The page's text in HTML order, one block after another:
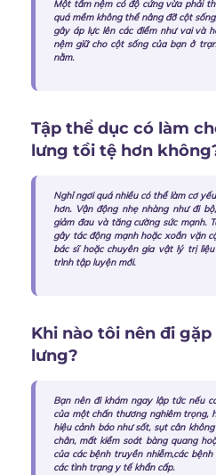
Một tấm nệm có độ cứng vừa phải
quá mềm không thể nâng đỡ cột
gây áp lực lên các điểm như vai và
nệm giữ cho cột sống của bạn ở
nằm.
Tập thể dục có làm
lưng tồi tệ hơn
Nghỉ ngơi quá nhiều có thể làm cơ
hơn. Vận động nhẹ nhàng như đi
giảm đau và tăng cường sức mạnh.
gây tác động mạnh hoặc xoắn vặn
bác sĩ hoặc chuyên gia vật lý trị
trình tập luyện mới.
Khi nào tôi nên đi gặp
lưng?
Bạn nên đi khám ngay lập tức nếu
của một chấn thương nghiêm trọng,
hiệu cảnh báo như sốt, sụt cân
chân, mất kiểm soát bàng quang
của các bệnh truyền nhiễm,các
các tình trạng y tế khẩn cấp.